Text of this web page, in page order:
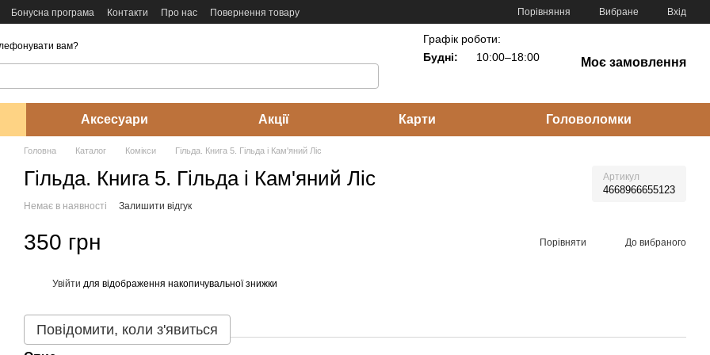
Бонусна програма Контакти Про нас
Повернення товару
Порівняння Вибране Вхід
вам?
Графік роботи:
Будні:
10:00–18:00 Моє замовлення
Аксесуари Акції Карти Головоломки
Головна Каталог Комікси Гільда. Книга 5. Гільда і Кам'яний Ліс
Гільда. Книга 5. Гільда і Кам'яний Ліс Артикул
4668966655123
Немає в наявності Залишити відгук
350 грн Порівняти До вибраного
Увійти для відображення накопичувальної знижки
Повідомити, коли з'явиться